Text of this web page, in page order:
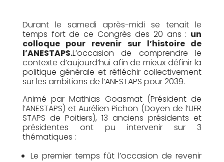
Durant le samedi après-midi se tenait le
temps fort de ce Congrès des 20 ans : un
colloque pour revenir sur l’histoire de
l’ANESTAPS.L’occasion de comprendre le
contexte d’aujourd’hui afin de mieux définir la
politique générale et réfléchir collectivement
sur les ambitions de l’ANESTAPS pour 2039.
Animé par Mathias Goasmat (Président de
l’ANESTAPS) et Aurélien Pichon (Doyen de l’UFR
STAPS de Poitiers), 13 anciens présidents et
présidentes ont pu intervenir sur 3
thématiques :
Le premier temps fût l’occasion de revenir